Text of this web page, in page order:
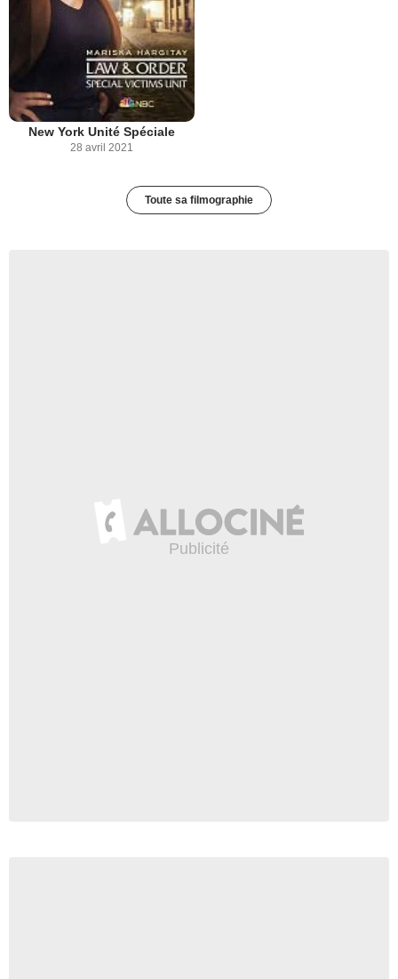
New York Unité Spéciale
28 avril 2021
Toute sa filmographie